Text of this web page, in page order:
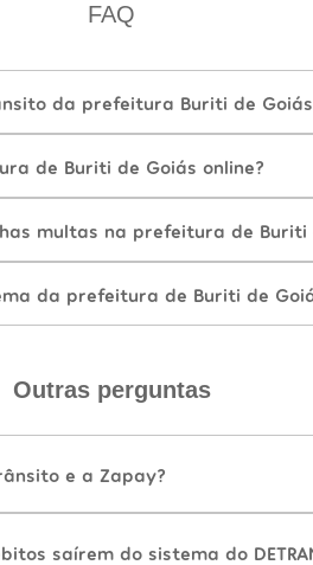
FAQ
da prefeitura Buriti de Goiás
de Buriti de Goiás online?
multas na prefeitura de Buriti
da prefeitura de Buriti de
Outras perguntas
e a Zapay?
saírem do sistema do